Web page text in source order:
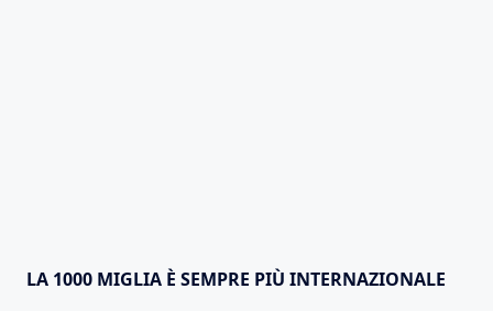
LA 1000 MIGLIA È SEMPRE PIÙ INTERNAZIONALE